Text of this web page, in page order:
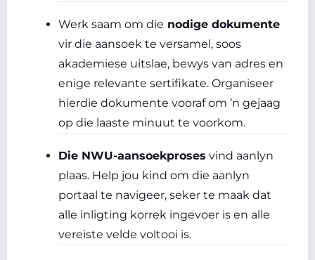
Werk saam om die nodige dokumente
vir die aansoek te versamel, soos
akademiese uitslae, bewys van adres en
enige relevante sertifikate. Organiseer
hierdie dokumente vooraf om ’n gejaag
op die laaste minuut te voorkom.
Die NWU-aansoekproses vind aanlyn
plaas. Help jou kind om die aanlyn
portaal te navigeer, seker te maak dat
alle inligting korrek ingevoer is en alle
vereiste velde voltooi is.